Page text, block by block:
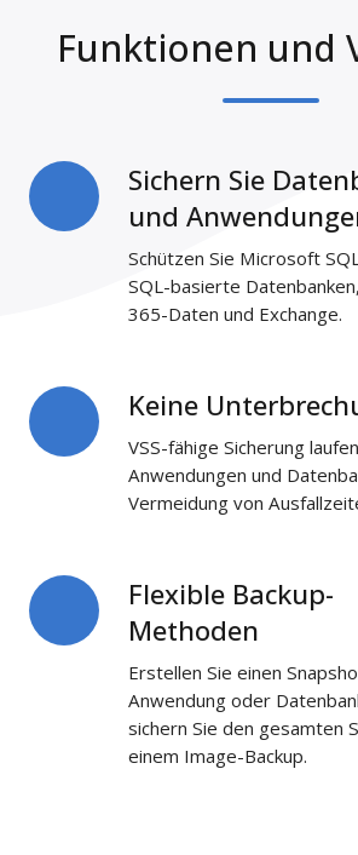
Funktionen und
Sichern Sie
und
Schützen Sie Microsoft
SQL-basierte
365-Daten und Exchange.
Sichern
Sie
Datenbanken
Anwendungen
Keine
VSS-fähige Sicherung
Anwendungen und
Vermeidung von
Keine
Unterbrechungen
Flexible Backup-
Methoden
Erstellen Sie einen
Anwendung oder
sichern Sie den gesamten
einem Image-Backup.
Flexible
Backup-
Methoden